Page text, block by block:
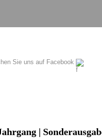
Sie uns auf Facebook
|